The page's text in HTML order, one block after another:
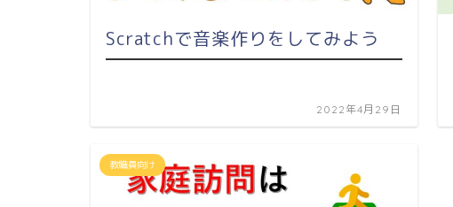
Scratchで音楽作りをしてみよう
2022年4月29日
教職員向け